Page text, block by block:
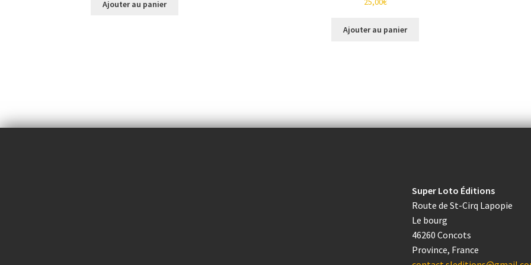
Ajouter au panier
Ajouter au panier
Super Loto Éditions
Route de St-Cirq Lapopie
Le bourg
46260 Concots
Province, France